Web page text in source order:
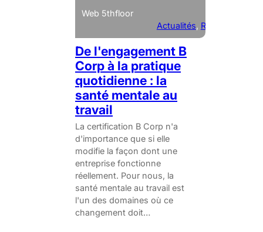
Web 5thfloor
Actualités, RSE
De l'engagement B
Corp à la pratique
quotidienne : la
santé mentale au
travail
La certification B Corp n'a
d'importance que si elle
modifie la façon dont une
entreprise fonctionne
réellement. Pour nous, la
santé mentale au travail est
l'un des domaines où ce
changement doit…